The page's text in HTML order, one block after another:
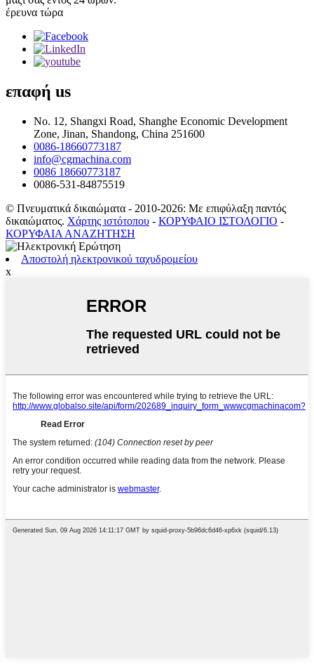
έρευνα τώρα
επαφή us
No. 12, Shangxi Road, Shanghe Economic Development
Zone, Jinan, Shandong, China 251600
0086-18660773187
info@cgmachina.com
0086 18660773187
0086-531-84875519
© Πνευματικά δικαιώματα - 2010-2026: Με επιφύλαξη παντός
δικαιώματος. Χάρτης ιστότοπου - ΚΟΡΥΦΑΙΟ ΙΣΤΟΛΟΓΙΟ -
ΚΟΡΥΦΑΙΑ ΑΝΑΖΗΤΗΣΗ
Αποστολή ηλεκτρονικού ταχυδρομείου
x